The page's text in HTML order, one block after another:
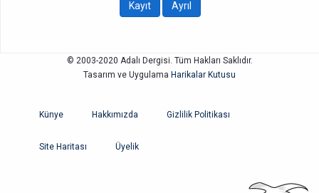
© 2003-2020 Adalı Dergisi. Tüm Hakları Saklıdır.
Tasarım ve Uygulama Harikalar Kutusu
Künye Hakkımızda Gizlilik Politikası
Site Haritası Üyelik